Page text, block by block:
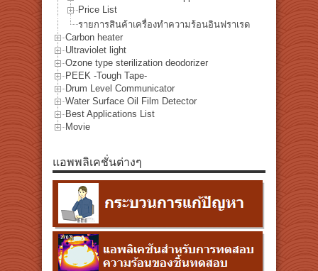
Price List
รายการสินค้าเครื่องทำความร้อนอินฟราเรด
Carbon heater
Ultraviolet light
Ozone type sterilization deodorizer
PEEK -Tough Tape-
Drum Level Communicator
Water Surface Oil Film Detector
Best Applications List
Movie
แอพพลิเคชั่นต่างๆ